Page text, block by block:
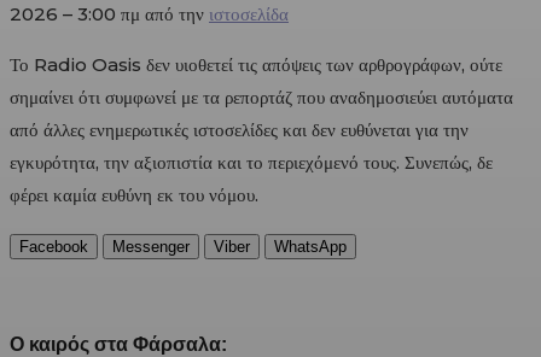
2026 – 3:00 πμ από την ιστοσελίδα
Το Radio Oasis δεν υιοθετεί τις απόψεις των αρθρογράφων, ούτε
σημαίνει ότι συμφωνεί με τα ρεπορτάζ που αναδημοσιεύει αυτόματα
από άλλες ενημερωτικές ιστοσελίδες και δεν ευθύνεται για την
εγκυρότητα, την αξιοπιστία και το περιεχόμενό τους. Συνεπώς, δε
φέρει καμία ευθύνη εκ του νόμου.
Facebook Messenger Viber WhatsApp
Ο καιρός στα Φάρσαλα: